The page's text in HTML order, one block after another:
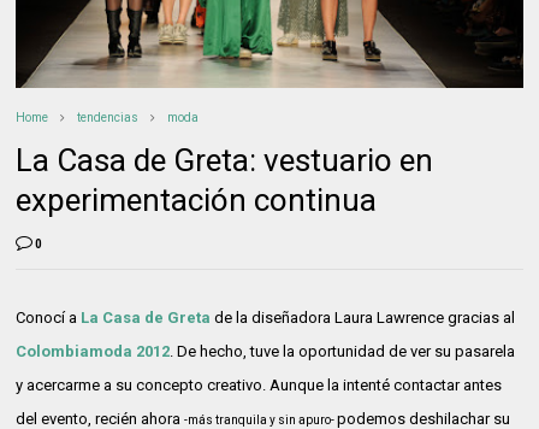
Home tendencias moda
La Casa de Greta: vestuario en
experimentación continua
0
Conocí a La Casa de Greta de la diseñadora Laura Lawrence gracias al
Colombiamoda 2012 . De hecho, tuve la oportunidad de ver su pasarela
y acercarme a su concepto creativo. Aunque la intenté contactar antes
del evento, recién ahora-más tranquila y sin apuro-podemos deshilachar su